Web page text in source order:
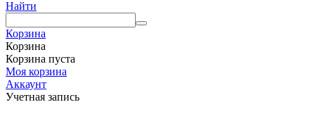
Найти
Корзина
Корзина
Корзина пуста
Моя корзина
Аккаунт
Учетная запись